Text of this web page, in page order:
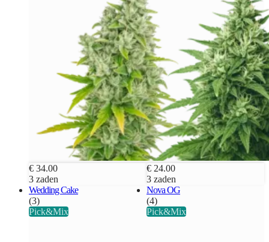
€ 34.00
3 zaden
€ 24.00
3 zaden
Wedding Cake
(3)
Pick&Mix
Nova OG
(4)
Pick&Mix